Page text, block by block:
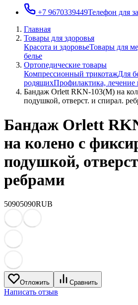
+7 9670339449Телефон для
Главная
Товары для здоровья
Красота и здоровьеТовары для
белье
Ортопедические товары
Компрессионный трикотажДля
родящихПрофилактика, лечение
Бандаж Orlett RKN-103(M) на
подушкой, отверст. и спирал.
Бандаж Orlett
на колено с
подушкой,
ребрами
50905090RUB
Отложить Сравнить
Написать отзыв